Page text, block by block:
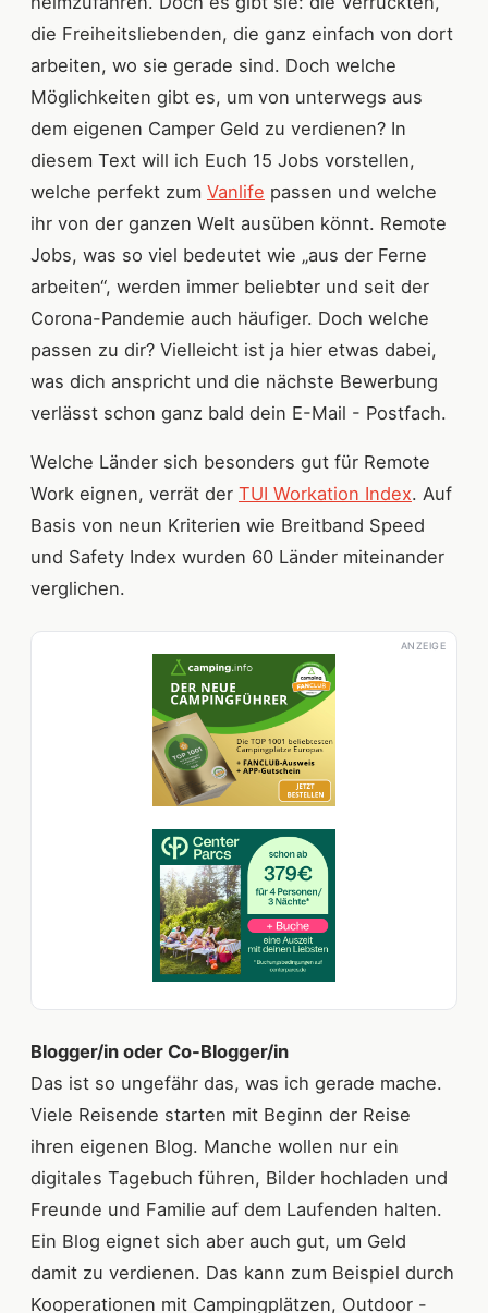
die Freiheitsliebenden, die ganz einfach von dort
arbeiten, wo sie gerade sind. Doch welche
Möglichkeiten gibt es, um von unterwegs aus
dem eigenen Camper Geld zu verdienen? In
diesem Text will ich Euch 15 Jobs vorstellen,
welche perfekt zum Vanlife passen und welche
ihr von der ganzen Welt ausüben könnt. Remote
Jobs, was so viel bedeutet wie „aus der Ferne
arbeiten“, werden immer beliebter und seit der
Corona-Pandemie auch häufiger. Doch welche
passen zu dir? Vielleicht ist ja hier etwas dabei,
was dich anspricht und die nächste Bewerbung
verlässt schon ganz bald dein E-Mail - Postfach.
Welche Länder sich besonders gut für Remote
Work eignen, verrät der TUI Workation Index. Auf
Basis von neun Kriterien wie Breitband Speed
und Safety Index wurden 60 Länder miteinander
verglichen.
ANZEIGE
Blogger/in oder Co-Blogger/in
Das ist so ungefähr das, was ich gerade mache.
Viele Reisende starten mit Beginn der Reise
ihren eigenen Blog. Manche wollen nur ein
digitales Tagebuch führen, Bilder hochladen und
Freunde und Familie auf dem Laufenden halten.
Ein Blog eignet sich aber auch gut, um Geld
damit zu verdienen. Das kann zum Beispiel durch
Kooperationen mit Campingplätzen, Outdoor -